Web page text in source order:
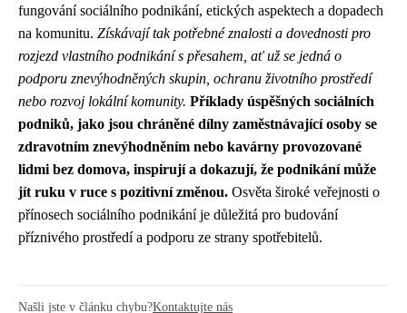
fungování sociálního podnikání, etických aspektech a dopadech
na komunitu. Získávají tak potřebné znalosti a dovednosti pro
rozjezd vlastního podnikání s přesahem, ať už se jedná o
podporu znevýhodněných skupin, ochranu životního prostředí
nebo rozvoj lokální komunity. Příklady úspěšných sociálních
podniků, jako jsou chráněné dílny zaměstnávající osoby se
zdravotním znevýhodněním nebo kavárny provozované
lidmi bez domova, inspirují a dokazují, že podnikání může
jít ruku v ruce s pozitivní změnou. Osvěta široké veřejnosti o
přínosech sociálního podnikání je důležitá pro budování
příznivého prostředí a podporu ze strany spotřebitelů.
Našli jste v článku chybu?Kontaktujte nás